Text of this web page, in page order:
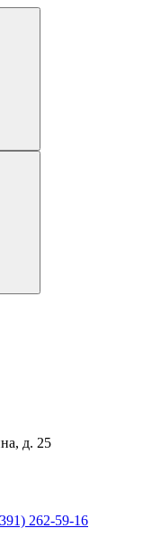
д. 25
262-59-16